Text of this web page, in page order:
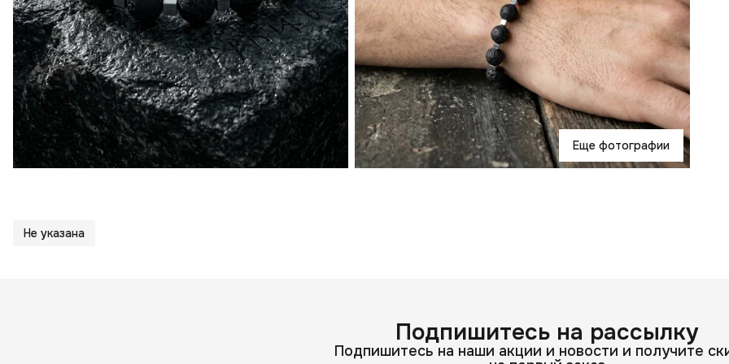
Еще фотографии
Не указана
Подпишитесь на рассылку
Подпишитесь на наши акции и новости и получите